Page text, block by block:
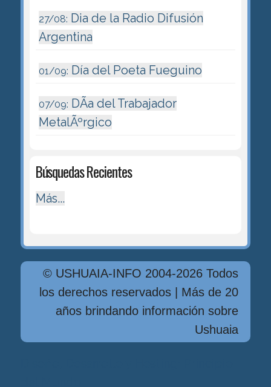
27/08: Dia de la Radio Difusión
Argentina
01/09: Día del Poeta Fueguino
07/09: DÃ­a del Trabajador
MetalÃºrgico
Búsquedas Recientes
Más...
© USHUAIA-INFO 2004-2026 Todos
los derechos reservados | Más de 20
años brindando información sobre
Ushuaia